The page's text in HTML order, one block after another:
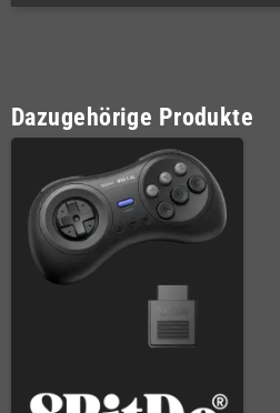
Dazugehörige Produkte